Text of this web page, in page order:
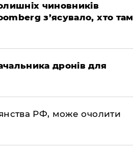
чиновників
з’ясувало, хто там
дронів для
РФ, може очолити